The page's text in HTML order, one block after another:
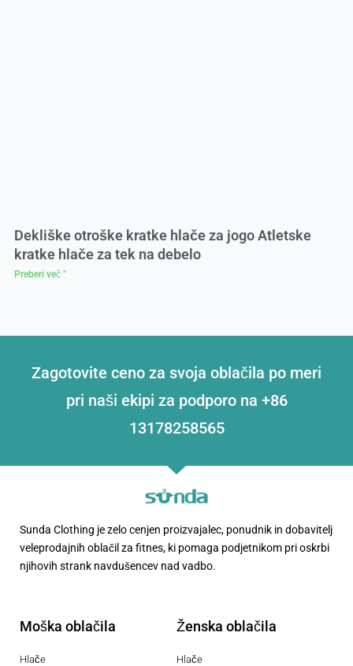
Dekliške otroške kratke hlače za jogo Atletske
kratke hlače za tek na debelo
Preberi več "
Zagotovite ceno za svoja oblačila po meri
pri naši ekipi za podporo na +86
13178258565
Sunda Clothing je zelo cenjen proizvajalec, ponudnik in dobavitelj
veleprodajnih oblačil za fitnes, ki pomaga podjetnikom pri oskrbi
njihovih strank navdušencev nad vadbo.
Moška oblačila
Hlače
Ženska oblačila
Hlače